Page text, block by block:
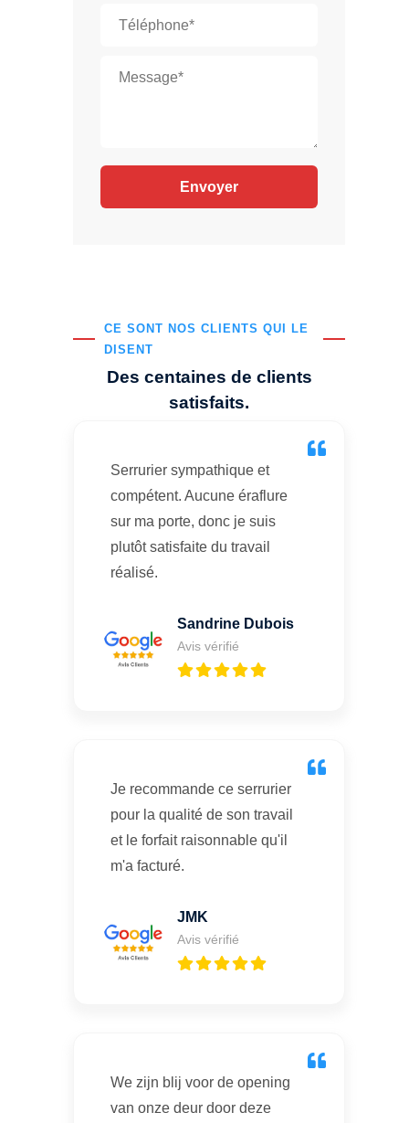
CE SONT NOS CLIENTS QUI LE
DISENT
Des centaines de clients
satisfaits.
Serrurier sympathique et
compétent. Aucune éraflure
sur ma porte, donc je suis
plutôt satisfaite du travail
réalisé.
Sandrine Dubois
Avis vérifié
Je recommande ce serrurier
pour la qualité de son travail
et le forfait raisonnable qu'il
m'a facturé.
JMK
Avis vérifié
We zijn blij voor de opening
van onze deur door deze